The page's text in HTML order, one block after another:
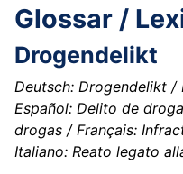
Glossar /
Drogendelikt
Deutsch: Drogendelikt /
Español: Delito de
drogas / Français:
Italiano: Reato legato